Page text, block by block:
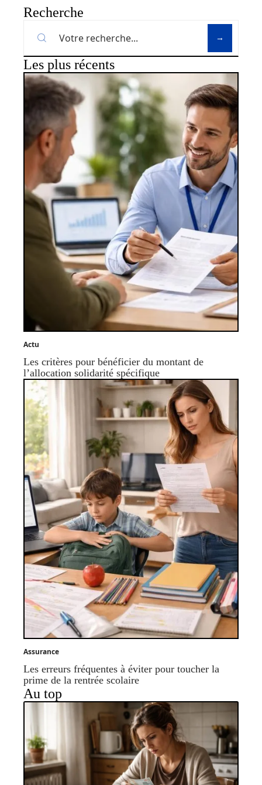
Recherche
Les plus récents
Actu
Les critères pour bénéficier du montant de
l’allocation solidarité spécifique
Assurance
Les erreurs fréquentes à éviter pour toucher la
prime de la rentrée scolaire
Au top